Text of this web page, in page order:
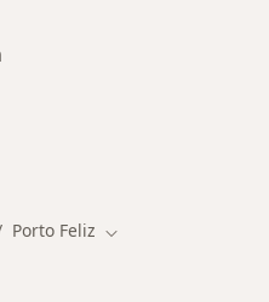
de cidade
Porto Feliz Mudar de cidade